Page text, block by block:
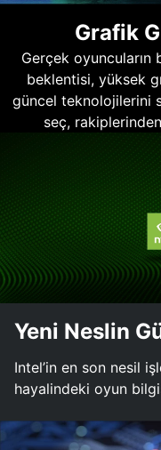
Grafik
Gerçek
beklentisi, yüksek
güncel teknolojilerini
seç,
Yeni Neslin
Intel’in en son nesil
hayalindeki oyun